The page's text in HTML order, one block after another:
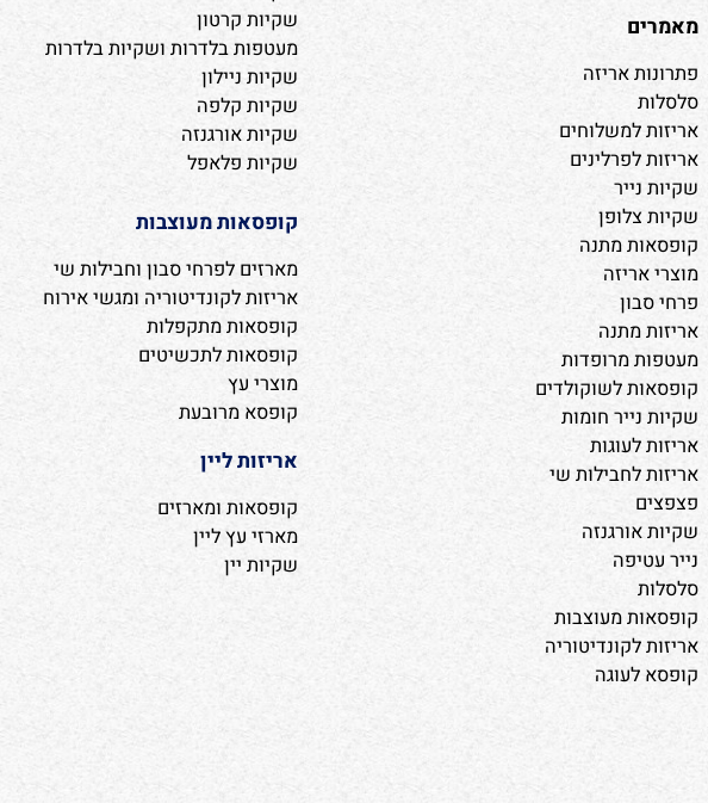
אריזה
למשלוחים
מתנה
מתנה
מרופדות
לשוקולדים
חומות
שי
שקיות נייר
שקיות נייר חומות
שקיות קרטון
מעטפות בלדרות ושקיות בלדרות
שקיות ניילון
שקיות קלפה
שקיות אורגנזה
שקיות פלאפל
קופסאות מעוצבות
מארזים לפרחי סבון וחבילות שי
אריזות לקונדיטוריה ומגשי אירוח
קופסאות מתקפלות
קופסאות לתכשיטים
מוצרי עץ
אריזות ליין
קופסאות ומארזים
מארזי עץ ליין